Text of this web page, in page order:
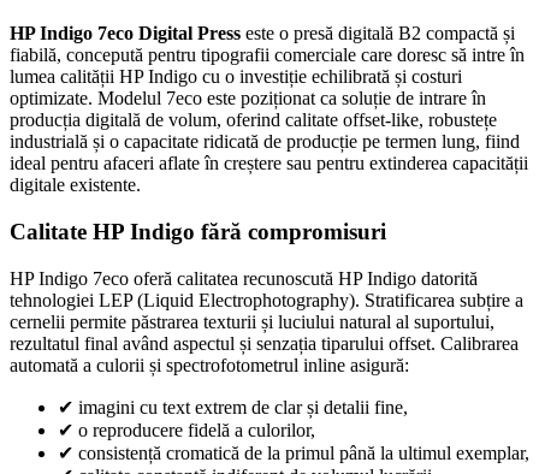
HP Indigo 7eco Digital Press este o presă digitală B2 compactă și
fiabilă, concepută pentru tipografii comerciale care doresc să intre în
lumea calității HP Indigo cu o investiție echilibrată și costuri
optimizate. Modelul 7eco este poziționat ca soluție de intrare în
producția digitală de volum, oferind calitate offset-like, robustețe
industrială și o capacitate ridicată de producție pe termen lung, fiind
ideal pentru afaceri aflate în creștere sau pentru extinderea capacității
digitale existente.
Calitate HP Indigo fără compromisuri
HP Indigo 7eco oferă calitatea recunoscută HP Indigo datorită
tehnologiei LEP (Liquid Electrophotography). Stratificarea subțire a
cernelii permite păstrarea texturii și luciului natural al suportului,
rezultatul final având aspectul și senzația tiparului offset. Calibrarea
automată a culorii și spectrofotometrul inline asigură:
✔ imagini cu text extrem de clar și detalii fine,
✔ o reproducere fidelă a culorilor,
✔ consistență cromatică de la primul până la ultimul exemplar,